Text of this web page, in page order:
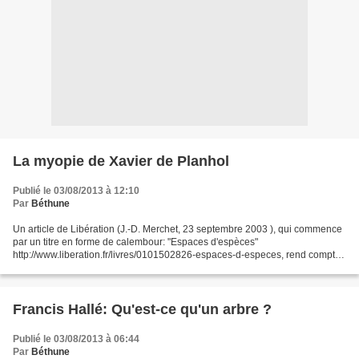
La myopie de Xavier de Planhol
Publié le 03/08/2013 à 12:10
Par Béthune
Un article de Libération (J.-D. Merchet, 23 septembre 2003 ), qui commence
par un titre en forme de calembour: "Espaces d'espèces"
http://www.liberation.fr/livres/0101502826-espaces-d-especes, rend compte
Francis Hallé: Qu'est-ce qu'un arbre ?
Publié le 03/08/2013 à 06:44
Par Béthune